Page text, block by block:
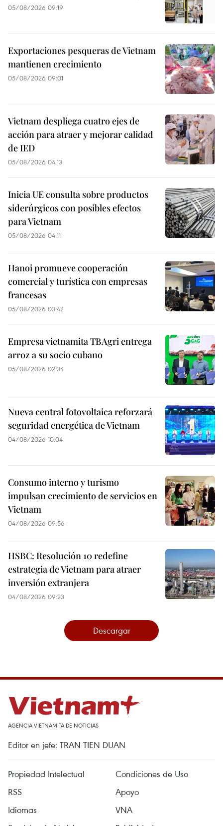
05/08/2026 09:19
Exportaciones pesqueras de Vietnam
mantienen crecimiento
05/08/2026 09:01
Vietnam despliega cuatro ejes de
acción para atraer y mejorar calidad
de IED
05/08/2026 04:13
Inicia UE consulta sobre productos
siderúrgicos con posibles efectos
para Vietnam
05/08/2026 04:11
Hanoi promueve cooperación
comercial y turística con empresas
francesas
05/08/2026 03:42
Empresa vietnamita TBAgri entrega
arroz a su socio cubano
05/08/2026 02:34
Nueva central fotovoltaica reforzará
seguridad energética de Vietnam
04/08/2026 10:04
Consumo interno y turismo
impulsan crecimiento de servicios en
Vietnam
04/08/2026 09:56
HSBC: Resolución 10 redefine
estrategia de Vietnam para atraer
inversión extranjera
04/08/2026 09:23
Descargar
AGENCIA VIETNAMITA DE NOTICIAS
Editor en jefe: TRAN TIEN DUAN
Propiedad Intelectual
Condiciones de Uso
RSS
Apoyo
Idiomas
VNA